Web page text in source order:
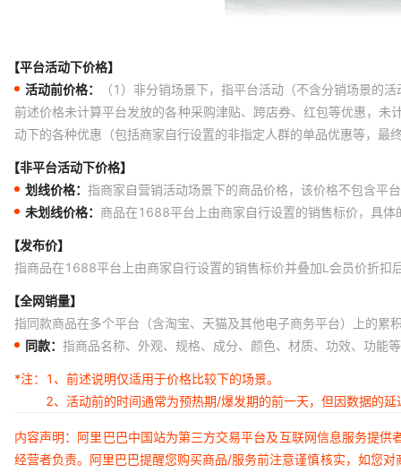
【平台活动下价格】
活动前价格：
（1）非分销场景下，指平台活动（不含分销场景的
前述价格未计算平台发放的各种采购津贴、跨店券、红包等优惠，
动下的各种优惠（包括商家自行设置的非指定人群的单品优惠等，
【非平台活动下价格】
划线价格： 指商家自营销活动场景下的商品价格，该价格不包含平
未划线价格： 商品在1688平台上由商家自行设置的销售标价，具
【发布价】
指商品在1688平台上由商家自行设置的销售标价并叠加L会员价折扣
【全网销量】
指同款商品在多个平台（含淘宝、天猫及其他电子商务平台）上的累
同款： 指商品名称、外观、规格、成分、颜色、材质、功效、功能
*注：
1、前述说明仅适用于价格比较下的场景。
2、活动前的时间通常为预热期/爆发期的前一天，但因数据的
内容声明：阿里巴巴中国站为第三方交易平台及互联网信息服务提
经营者负责。阿里巴巴提醒您购买商品/服务前注意谨慎核实，如您